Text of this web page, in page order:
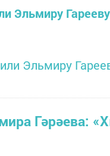
Эльмиру
Гәрәева: